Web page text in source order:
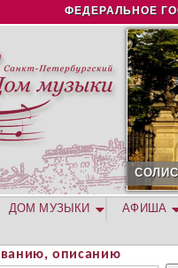
Jump to navigation
ФЕДЕРАЛЬНОЕ
описанию
ДОМ МУЗЫКИ АФИША